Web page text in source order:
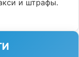
и штрафы.